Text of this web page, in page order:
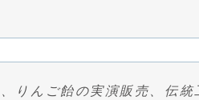
りんご飴の実演販売、伝統